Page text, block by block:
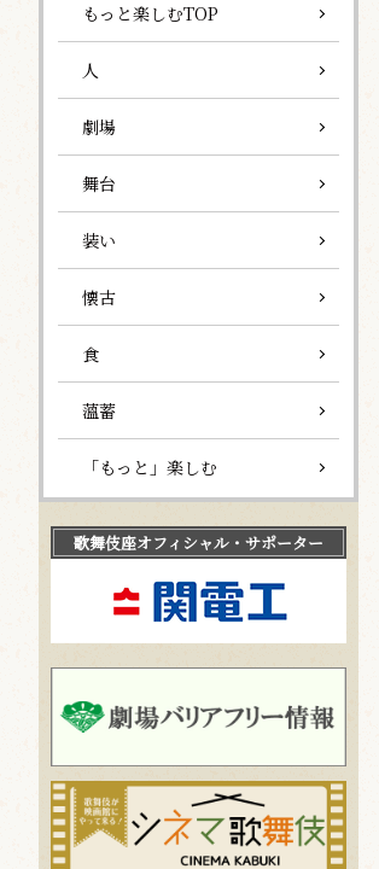
もっと楽しむTOP
人
劇場
舞台
装い
懐古
食
薀蓄
「もっと」楽しむ
歌舞伎座オフィシャル・サポーター